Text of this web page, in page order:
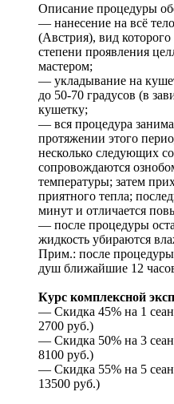
Описание процедуры
— нанесение на всё
(Австрия), вид
степени проявления
мастером;
— укладывание на
до 50-70 градусов (в
кушетку;
— вся процедура
протяжении этого
несколько следующих
сопровождаются
температуры; затем
приятного тепла;
минут и отличается
— после процедуры
жидкость убираются
Прим.: после
душ ближайшие 12
Курс комплексной
— Скидка 45% на 1
2700 руб.)
— Скидка 50% на 3
8100 руб.)
— Скидка 55% на 5
13500 руб.)